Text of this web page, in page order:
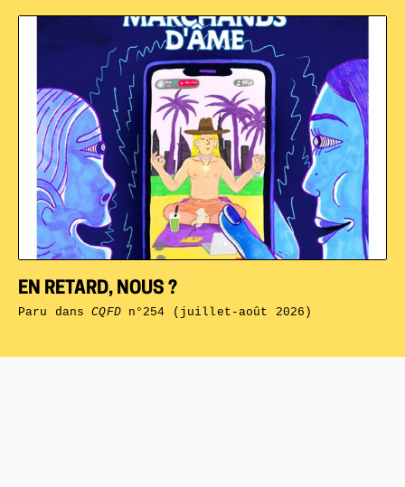
EN RETARD, NOUS ?
Paru dansCQFDn°254 (juillet-août 2026)